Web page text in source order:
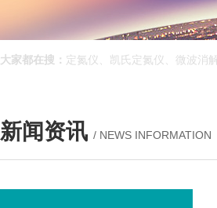
大家都在搜： 定氮仪、凯氏定氮仪、微波消
新闻资讯 / NEWS INFORMATION